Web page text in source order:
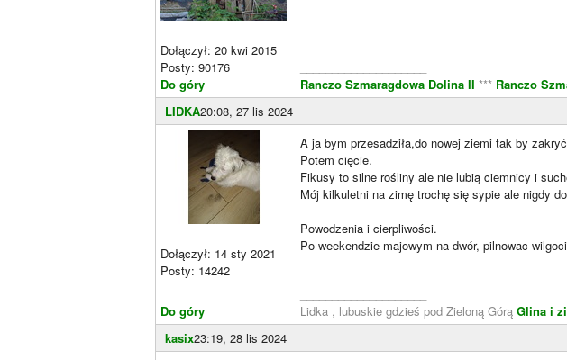
Dołączył: 20 kwi 2015
Posty: 90176
Do góry
Ranczo Szmaragdowa Dolina II *** Ranczo
LIDKA20:08, 27 lis 2024
Dołączył: 14 sty 2021
Posty: 14242
Do góry
A ja bym przesadziła,do nowej ziemi tak by
Potem cięcie.
Fikusy to silne rośliny ale nie lubią ciemnicy i
Mój kilkuletni na zimę trochę się sypie ale nigdy
Powodzenia i cierpliwości.
Po weekendzie majowym na dwór, pilnowac
Lidka , lubuskie gdzieś pod Zieloną Górą Glina i
kasix23:19, 28 lis 2024